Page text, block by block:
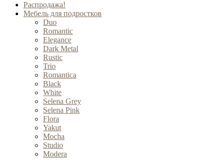
Распродажа!
Мебель для подростков
Duo
Romantic
Elegance
Dark Metal
Rustic
Trio
Romantica
Black
White
Selena Grey
Selena Pink
Flora
Yakut
Mocha
Studio
Modera